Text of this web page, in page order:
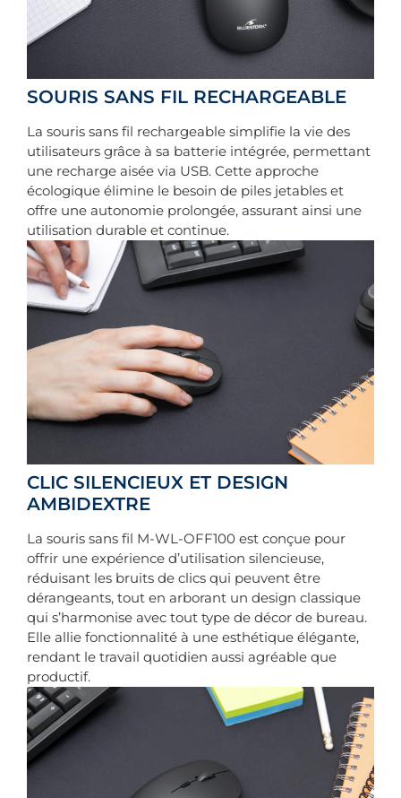
SOURIS SANS FIL RECHARGEABLE
La souris sans fil rechargeable simplifie la vie des
utilisateurs grâce à sa batterie intégrée, permettant
une recharge aisée via USB. Cette approche
écologique élimine le besoin de piles jetables et
offre une autonomie prolongée, assurant ainsi une
utilisation durable et continue.
CLIC SILENCIEUX ET DESIGN
AMBIDEXTRE
La souris sans fil M-WL-OFF100 est conçue pour
offrir une expérience d’utilisation silencieuse,
réduisant les bruits de clics qui peuvent être
dérangeants, tout en arborant un design classique
qui s’harmonise avec tout type de décor de bureau.
Elle allie fonctionnalité à une esthétique élégante,
rendant le travail quotidien aussi agréable que
productif.